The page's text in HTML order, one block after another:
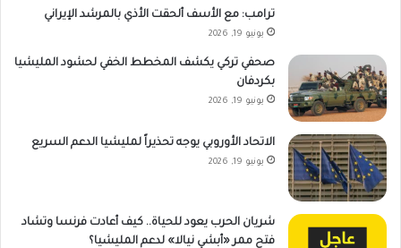
ترامب: مع الأسف ألحقت الأذي بالمرشد الإيراني
يونيو 19, 2026
صحفي تركي يكشف المخطط الخفي لحشود المليشيا
بكردفان
يونيو 19, 2026
الاتحاد الأوروبي يوجه تحذيراً لمليشيا الدعم السريع
يونيو 19, 2026
شريان الحرب يعود للحياة.. كيف أعادت فرنسا وتشاد
فتح ممر «أبشي نيالا» لدعم المليشيا؟